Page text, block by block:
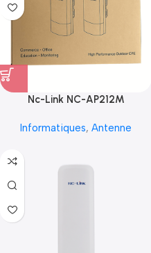
Nc-Link NC-AP212M
Informatiques, Antenne